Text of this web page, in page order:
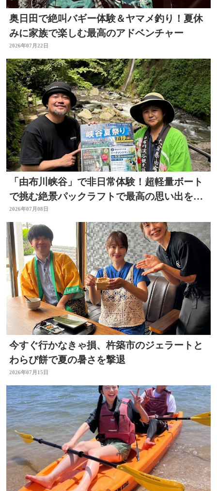
奥日田で絶叫バギー体験＆ヤマメ釣り！夏休
みに家族で楽しむ最高のアドベンチャー
2026年07月22日
「由布川峡谷」で非日常体験！超軽量ボート
で挑む絶景パックラフトで最高の思い出を作
ろう
2026年07月08日
今すぐ行かなきゃ損、杵築市のジェラートと
わらび餅で夏の暑さを撃退
2026年07月15日